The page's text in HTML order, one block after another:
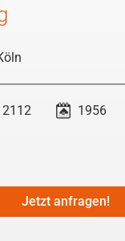
1956
Jetzt anfragen!